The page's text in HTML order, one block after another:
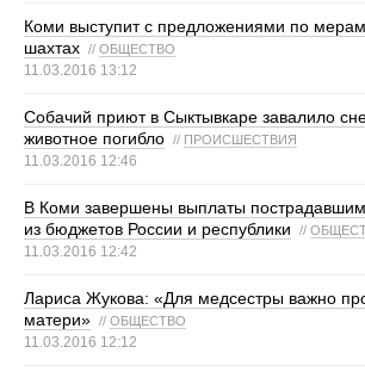
Коми выступит с предложениями по
шахтах // ОБЩЕСТВО
11.03.2016 13:12
Собачий приют в Сыктывкаре завалило
животное погибло // ПРОИСШЕСТВИЯ
11.03.2016 12:46
В Коми завершены выплаты
из бюджетов России и республики
//
11.03.2016 12:42
Лариса Жукова: «Для медсестры важно
матери» // ОБЩЕСТВО
11.03.2016 12:12